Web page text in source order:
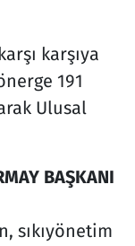
karşıya
191
Ulusal
BAŞKANI
sıkıyönetim